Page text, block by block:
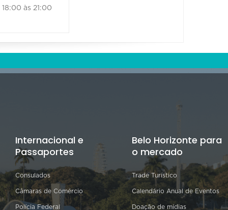
às 21:00
Internacional e
Passaportes
Consulados
Câmaras de Comércio
Polícia Federal
Belo Horizonte para
o mercado
Trade Turístico
Calendário Anual de Eventos
Doação de mídias